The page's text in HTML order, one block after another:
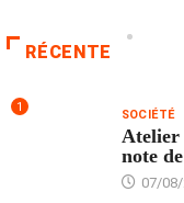
RÉCENTE
1 SOCIÉTÉ
Atelier
note
07/